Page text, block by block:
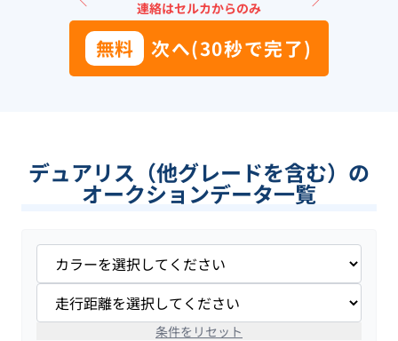
連絡はセルカからのみ
無料 次へ(30秒で完了)
デュアリス（他グレードを含む）の
オークションデータ一覧
条件をリセット